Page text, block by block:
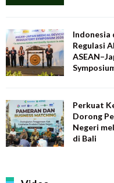
Indonesia
Regulasi
Perkuat
Dorong
Negeri
di Bali